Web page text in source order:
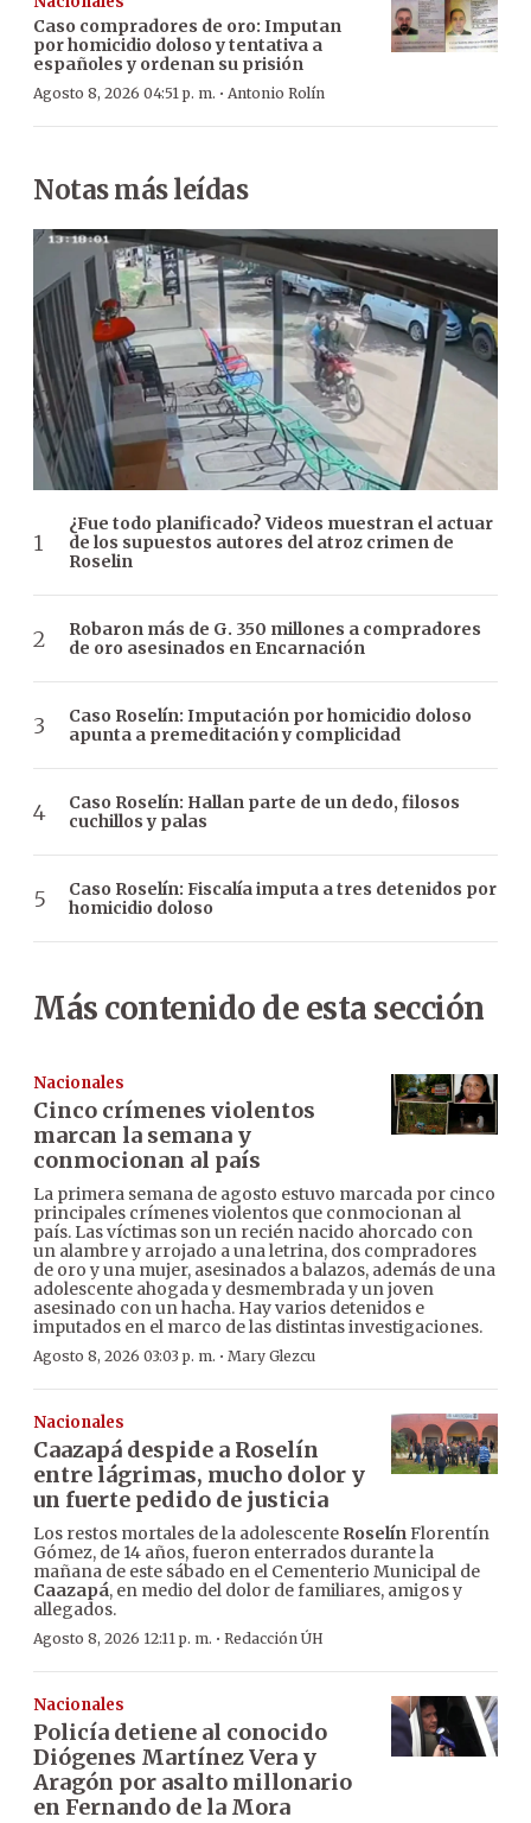
Caso compradores de oro: Imputan
por homicidio doloso y tentativa a
españoles y ordenan su prisión
Agosto 8, 2026 04:51 p. m. · Antonio Rolín
Notas más leídas
¿Fue todo planificado? Videos muestran el actuar
de los supuestos autores del atroz crimen de
Roselin
Robaron más de G. 350 millones a compradores
de oro asesinados en Encarnación
Caso Roselín: Imputación por homicidio doloso
apunta a premeditación y complicidad
Caso Roselín: Hallan parte de un dedo, filosos
cuchillos y palas
Caso Roselín: Fiscalía imputa a tres detenidos por
homicidio doloso
Más contenido de esta sección
Nacionales
Cinco crímenes violentos
marcan la semana y
conmocionan al país
La primera semana de agosto estuvo marcada por cinco
principales crímenes violentos que conmocionan al
país. Las víctimas son un recién nacido ahorcado con
un alambre y arrojado a una letrina, dos compradores
de oro y una mujer, asesinados a balazos, además de una
adolescente ahogada y desmembrada y un joven
asesinado con un hacha. Hay varios detenidos e
imputados en el marco de las distintas investigaciones.
Agosto 8, 2026 03:03 p. m. · Mary Glezcu
Nacionales
Caazapá despide a Roselín
entre lágrimas, mucho dolor y
un fuerte pedido de justicia
Los restos mortales de la adolescente RoselínFlorentín
Gómez, de 14 años, fueron enterrados durante la
mañana de este sábado en el Cementerio Municipal de
Caazapá, en medio del dolor de familiares, amigos y
allegados.
Agosto 8, 2026 12:11 p. m. · Redacción ÚH
Nacionales
Policía detiene al conocido
Diógenes Martínez Vera y
Aragón por asalto millonario
en Fernando de la Mora